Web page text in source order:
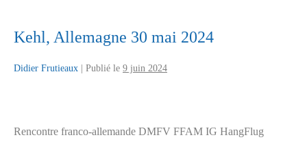
Kehl, Allemagne 30 mai 2024
Didier Frutieaux Publié le 9 juin 2024
Rencontre franco-allemande DMFV FFAM IG HangFlug